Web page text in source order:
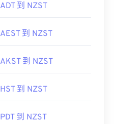
ADT 到 NZST
AEST 到 NZST
AKST 到 NZST
HST 到 NZST
PDT 到 NZST